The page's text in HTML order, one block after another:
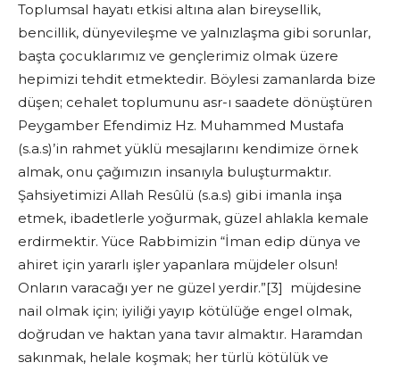
Toplumsal hayatı etkisi altına alan bireysellik,
bencillik, dünyevileşme ve yalnızlaşma gibi sorunlar,
başta çocuklarımız ve gençlerimiz olmak üzere
hepimizi tehdit etmektedir. Böylesi zamanlarda bize
düşen; cehalet toplumunu asr-ı saadete dönüştüren
Peygamber Efendimiz Hz. Muhammed Mustafa
(s.a.s)’in rahmet yüklü mesajlarını kendimize örnek
almak, onu çağımızın insanıyla buluşturmaktır.
Şahsiyetimizi Allah Resûlü (s.a.s) gibi imanla inşa
etmek, ibadetlerle yoğurmak, güzel ahlakla kemale
erdirmektir. Yüce Rabbimizin “İman edip dünya ve
ahiret için yararlı işler yapanlara müjdeler olsun!
Onların varacağı yer ne güzel yerdir.”[3] müjdesine
nail olmak için; iyiliği yayıp kötülüğe engel olmak,
doğrudan ve haktan yana tavır almaktır. Haramdan
sakınmak, helale koşmak; her türlü kötülük ve